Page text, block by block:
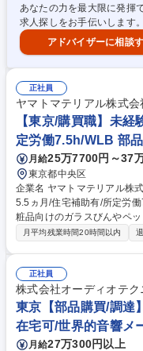
あなたの力を最大限に発揮
求人探しをお手伝いします。
アドバイザーに相談
正社員
ヤマトマテリアル株式会
【東京/購買職】未
定労働7.5h/WLB 部
月給25万7700円～37
東京都中央区
企業名 ヤマトマテリアル株式会社 求人名 【東京/購買職】未
5.5ヵ月/住宅補助有/所定労働7.5h/WLB◎ 仕事の内
粧品向けのガラスびんやペ
取引先対応を担う購買職で
トル・フィルム等各種包装
だきます。※取引先は国内メ
度】月1回ほど大阪支店への出張がござい
職】未経験歓迎/賞与5.5ヵ
月平均残業時間20時間以内
正社員
株式会社オーディオテク
東京【部品購買/調達
在宅可/世界的音響メ
月給27万300円以上